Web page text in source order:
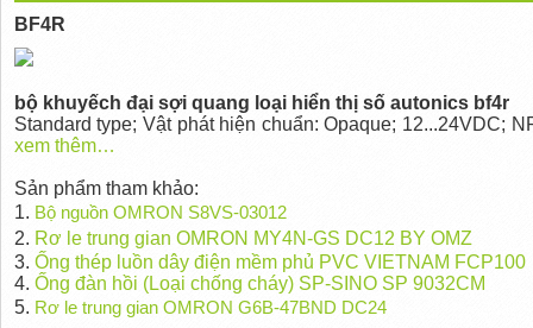
BF4R
bộ khuyếch đại sợi quang loại hiển thị số autonics bf4r
Standard type; Vật phát hiện chuẩn: Opaque; 12...24VDC;
xem thêm…
Sản phẩm tham khảo:
1. Bộ nguồn OMRON S8VS-03012
2. Rơ le trung gian OMRON MY4N-GS DC12 BY OMZ
3. Ống thép luồn dây điện mềm phủ PVC VIETNAM FCP100
4. Ống đàn hồi (Loại chống cháy) SP-SINO SP 9032CM
5. Rơ le trung gian OMRON G6B-47BND DC24